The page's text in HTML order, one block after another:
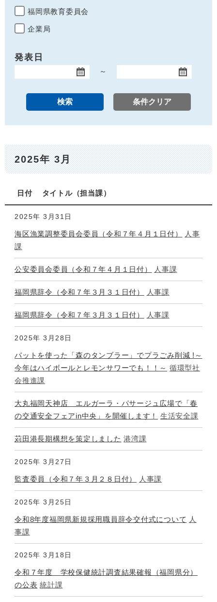
福岡県教育委員会
企業局
発表日
開始日
～
終了日
2025年 3月
日付 タイトル 担当課
2025年 3月31日
海区漁業調整委員会委員（令和７年４月１日付）
人事
課
公安委員会委員（令和７年４月１日付） 人事課
福岡県辞令（令和７年３月３１日付） 人事課
福岡県辞令（令和７年３月３１日付） 人事課
2025年 3月28日
バットを使った「森のタンブラー」でプラごみ削減 !～
今年はハイボールとレモンサワーでも！！～ 循環型社
会推進課
大丸福岡天神店 エルガーラ・パサージュ広場で「春
の交通安全フェアin中央」を開催します！
生活安全課
苅田港長期構想を策定しました 港湾課
2025年 3月27日
監査委員（令和７年３月２８日付） 人事課
2025年 3月25日
令和8年度福岡県新規採用職員辞令交付式について 人
事課
2025年 3月18日
令和７年度 学校保健統計調査結果確報（福岡県分）
の公表 統計課